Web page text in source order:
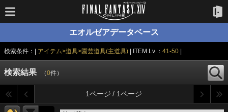
エオルゼアデータベース
検索条件：| アイテム>道具>園芸道具(主道具) | ITEM Lv ：41-50
検索結果 （0件）
1ページ / 1ページ